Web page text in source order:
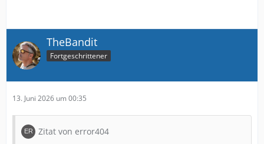
TheBandit
Fortgeschrittener
13. Juni 2026 um 00:35
Zitat von error404